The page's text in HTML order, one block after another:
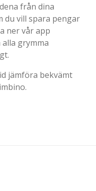
från dina
du vill spara pengar
ner vår app
grymma
jämföra bekvämt